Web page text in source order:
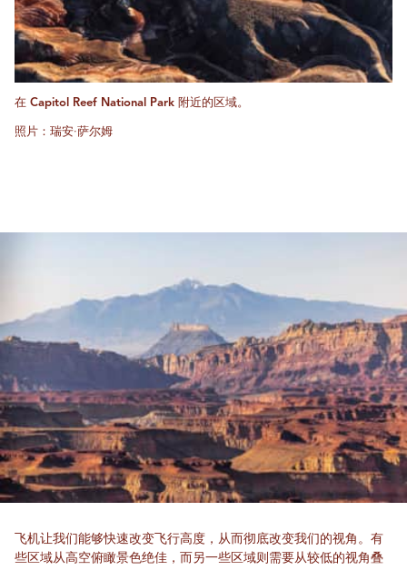
在 Capitol Reef National Park 附近的区域。
照片：瑞安·萨尔姆
飞机让我们能够快速改变飞行高度，从而彻底改变我们的视角。有
些区域从高空俯瞰景色绝佳，而另一些区域则需要从较低的视角叠